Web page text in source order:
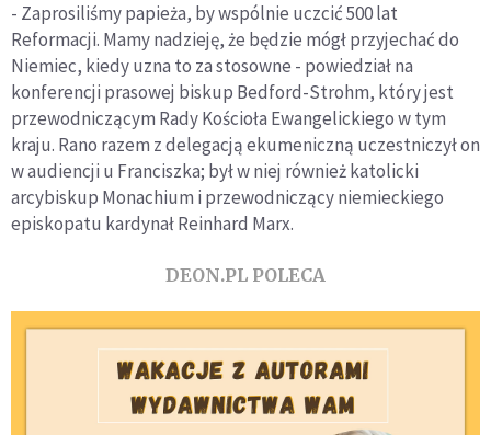
- Zaprosiliśmy papieża, by wspólnie uczcić 500 lat
Reformacji. Mamy nadzieję, że będzie mógł przyjechać do
Niemiec, kiedy uzna to za stosowne - powiedział na
konferencji prasowej biskup Bedford-Strohm, który jest
przewodniczącym Rady Kościoła Ewangelickiego w tym
kraju. Rano razem z delegacją ekumeniczną uczestniczył on
w audiencji u Franciszka; był w niej również katolicki
arcybiskup Monachium i przewodniczący niemieckiego
episkopatu kardynał Reinhard Marx.
DEON.PL POLECA